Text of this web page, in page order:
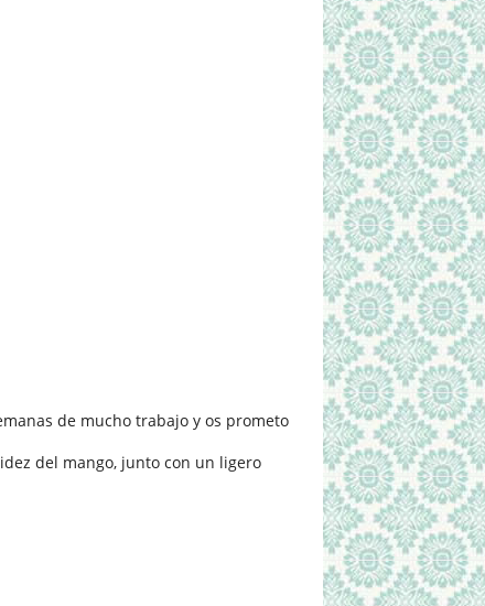
de mucho trabajo y os prometo
del mango, junto con un ligero